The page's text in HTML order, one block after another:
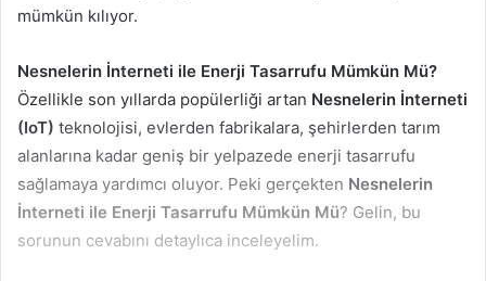
mümkün kılıyor.
Nesnelerin İnterneti ile Enerji Tasarrufu Mümkün Mü?
Özellikle son yıllarda popülerliği artan Nesnelerin İnterneti
(IoT) teknolojisi, evlerden fabrikalara, şehirlerden tarım
alanlarına kadar geniş bir yelpazede enerji tasarrufu
sağlamaya yardımcı oluyor. Peki gerçekten Nesnelerin
İnterneti ile Enerji Tasarrufu Mümkün Mü? Gelin, bu
sorunun cevabını detaylıca inceleyelim.